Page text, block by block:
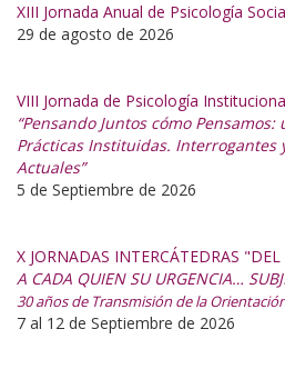
XIII Jornada Anual de Psicología
29 de agosto de 2026
VIII Jornada de Psicología
“Pensando Juntos cómo
Prácticas Instituidas. Interrogantes
Actuales”
5 de Septiembre de 2026
X JORNADAS INTERCÁTEDRAS
A CADA QUIEN SU URGENCIA…
30 años de Transmisión de la
7 al 12 de Septiembre de 2026